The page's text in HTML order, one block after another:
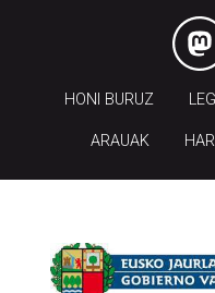
HONI BURUZ
ARAUAK